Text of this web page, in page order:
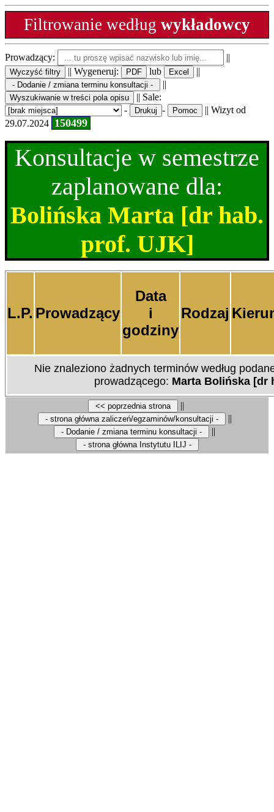
Filtrowanie według wykładowcy
Prowadzący:
||
|| Wygeneruj:
lub
||
||
|| Sale:
-
-
|| Wizyt od
29.07.2024 150499
Konsultacje w semestrze
zaplanowane dla:
Bolińska Marta [dr hab.
prof. UJK]
L.P. Prowadzący
Data
i
godziny
Rodzaj
Nie znaleziono żadnych terminów według
prowadzącego: Marta Bolińska [dr
||
||
||